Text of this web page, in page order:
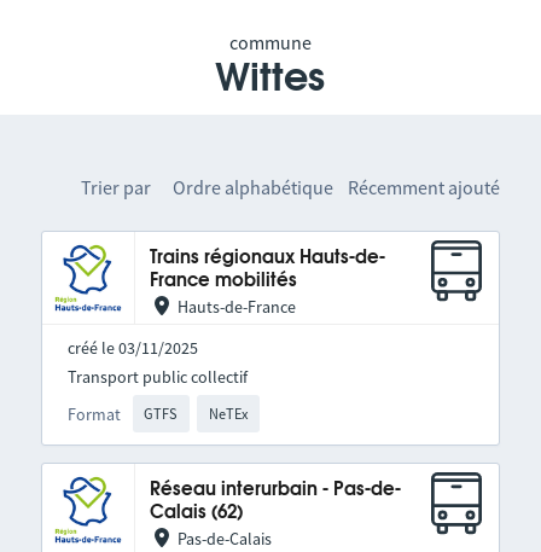
commune
Wittes
Trier par Ordre alphabétique Récemment ajouté
Trains régionaux Hauts-de-
France mobilités
Hauts-de-France
créé le 03/11/2025
Format GTFS NeTEx
Transport public collectif
Réseau interurbain - Pas-de-
Calais (62)
Pas-de-Calais